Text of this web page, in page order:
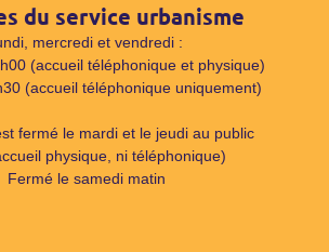
du service urbanisme
mercredi et vendredi :
(accueil téléphonique et physique)
(accueil téléphonique uniquement)
fermé le mardi et le jeudi au public
physique, ni téléphonique)
Fermé le samedi matin